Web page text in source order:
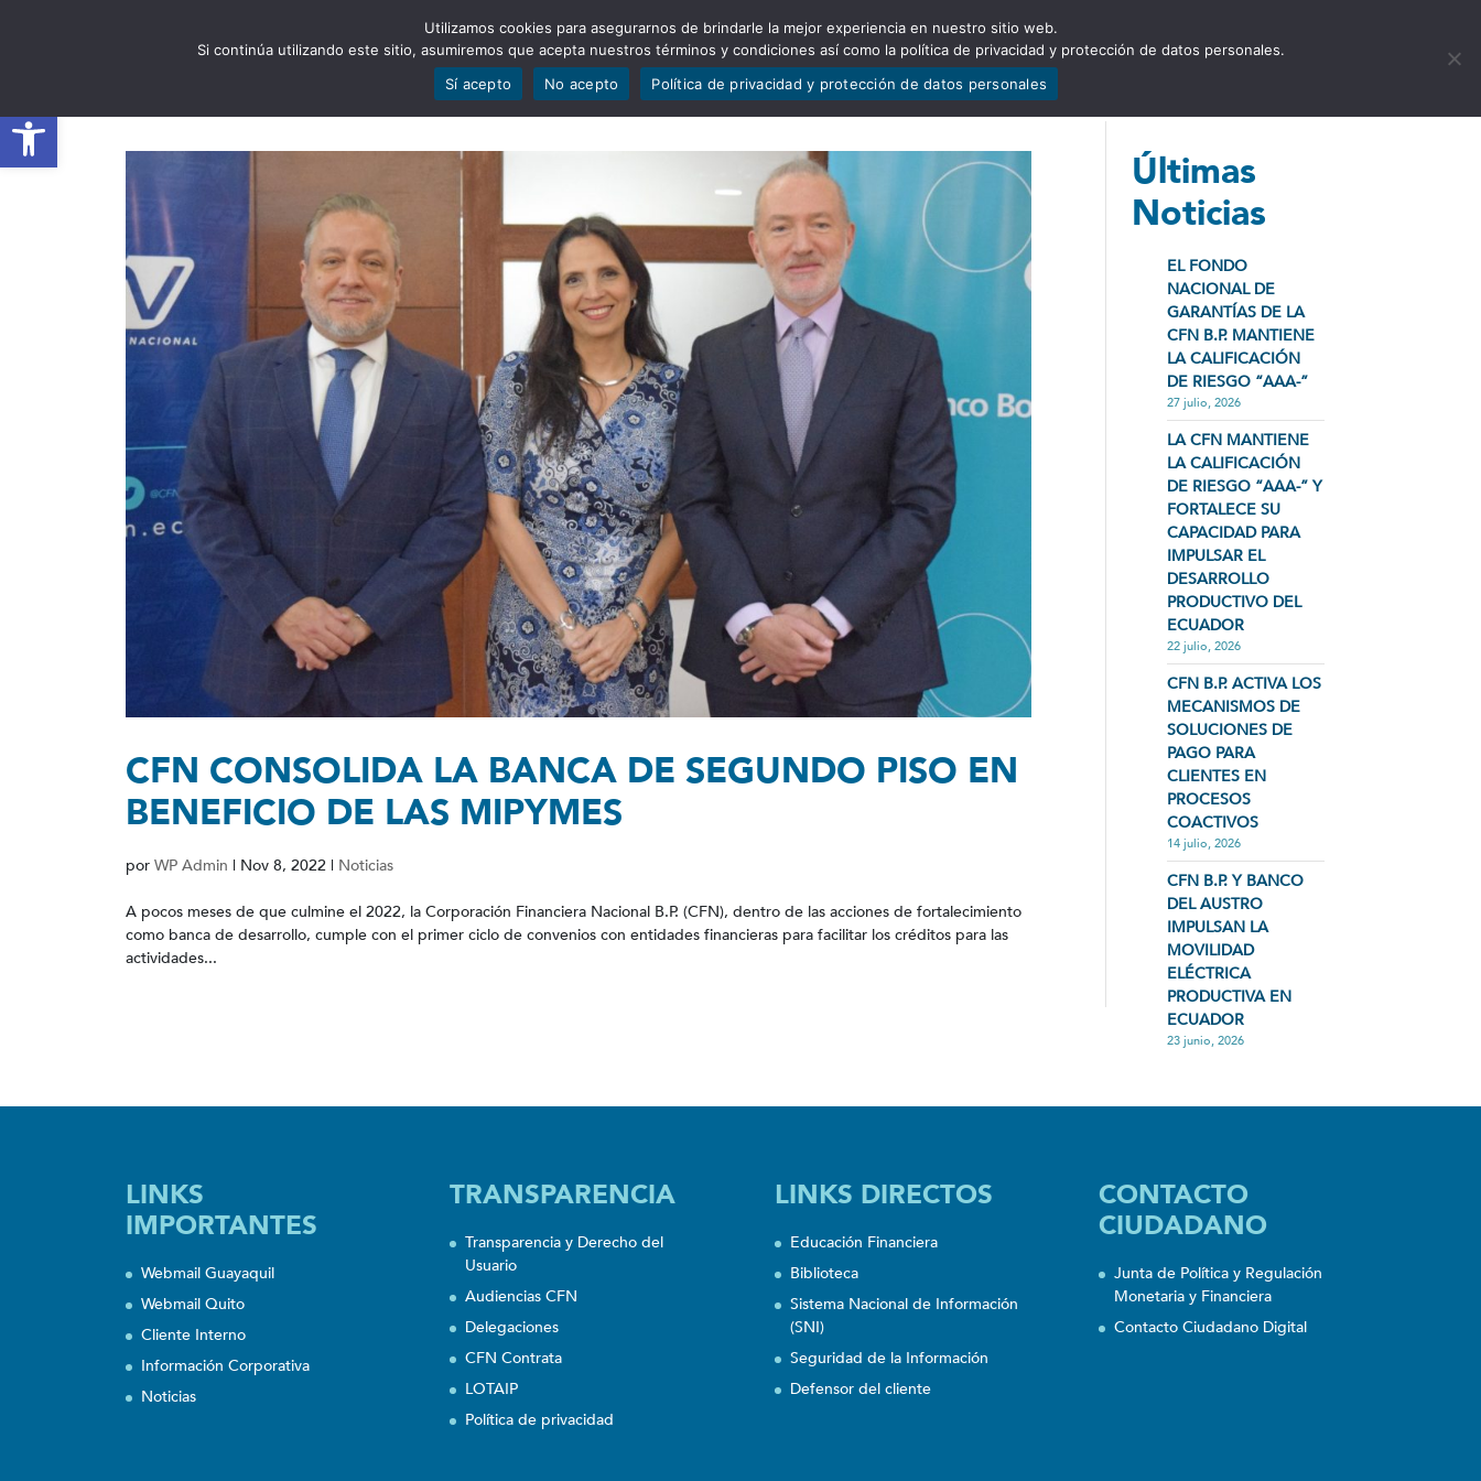
Abrir barra de herramientas
ESTADÍSTICAS PORTAFOLIO QUIÉNES SOMOS TRANSPARENCIA NOTICIAS CONTÁCTENOS
CFN CONSOLIDA LA BANCA DE SEGUNDO PISO EN
BENEFICIO DE LAS MIPYMES
por WP Admin | Nov 8, 2022 | Noticias
A pocos meses de que culmine el 2022, la Corporación Financiera Nacional B.P. (CFN), dentro de las acciones de fortalecimiento
como banca de desarrollo, cumple con el primer ciclo de convenios con entidades financieras para facilitar los créditos para las
actividades...
Últimas
Noticias
EL FONDO
NACIONAL DE
GARANTÍAS DE LA
CFN B.P. MANTIENE
LA CALIFICACIÓN
DE RIESGO “AAA-”
27 julio, 2026
LA CFN MANTIENE
LA CALIFICACIÓN
DE RIESGO “AAA-” Y
FORTALECE SU
CAPACIDAD PARA
IMPULSAR EL
DESARROLLO
PRODUCTIVO DEL
ECUADOR
22 julio, 2026
CFN B.P. ACTIVA LOS
MECANISMOS DE
SOLUCIONES DE
PAGO PARA
CLIENTES EN
PROCESOS
COACTIVOS
14 julio, 2026
CFN B.P. Y BANCO
DEL AUSTRO
IMPULSAN LA
MOVILIDAD
ELÉCTRICA
PRODUCTIVA EN
ECUADOR
23 junio, 2026
LINKS
IMPORTANTES
Webmail Guayaquil
Webmail Quito
Cliente Interno
Información Corporativa
Noticias
TRANSPARENCIA
Transparencia y Derecho del
Usuario
Audiencias CFN
Delegaciones
CFN Contrata
LOTAIP
Política de privacidad
LINKS DIRECTOS
Educación Financiera
Biblioteca
Sistema Nacional de Información
(SNI)
Seguridad de la Información
Defensor del cliente
CONTACTO
CIUDADANO
Junta de Política y Regulación
Monetaria y Financiera
Contacto Ciudadano Digital
Utilizamos cookies para asegurarnos de brindarle la mejor experiencia en nuestro sitio web.
Si continúa utilizando este sitio, asumiremos que acepta nuestros términos y condiciones así como la política de privacidad y protección de datos personales.
Sí acepto
No acepto Política de privacidad y protección de datos personales